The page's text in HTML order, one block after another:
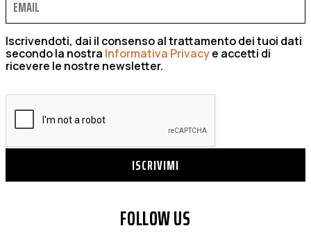
Iscrivendoti, dai il consenso al trattamento dei tuoi dati
secondo la nostra Informativa Privacye accetti di
ricevere le nostre newsletter.
ISCRIVIMI
FOLLOW US